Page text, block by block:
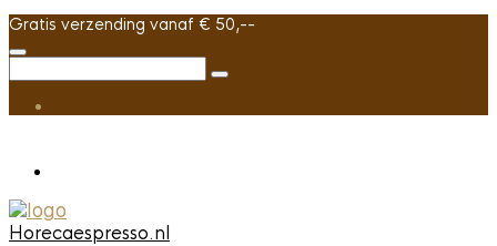
Gratis verzending vanaf € 50,--
Horecaespresso.nl